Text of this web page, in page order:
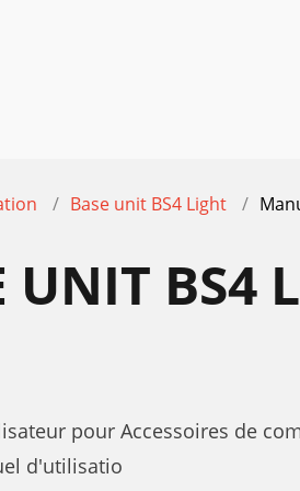
Base unit BS4 Light
UNIT BS4
pour Accessoires de
d'utilisatio